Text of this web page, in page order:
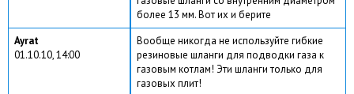
более 13 мм. Вот их и берите
Ayrat
01.10.10, 14:00
Вообще никогда не используйте гибкие
резиновые шланги для подводки газа к
газовым котлам! Эти шланги только для
газовых плит!